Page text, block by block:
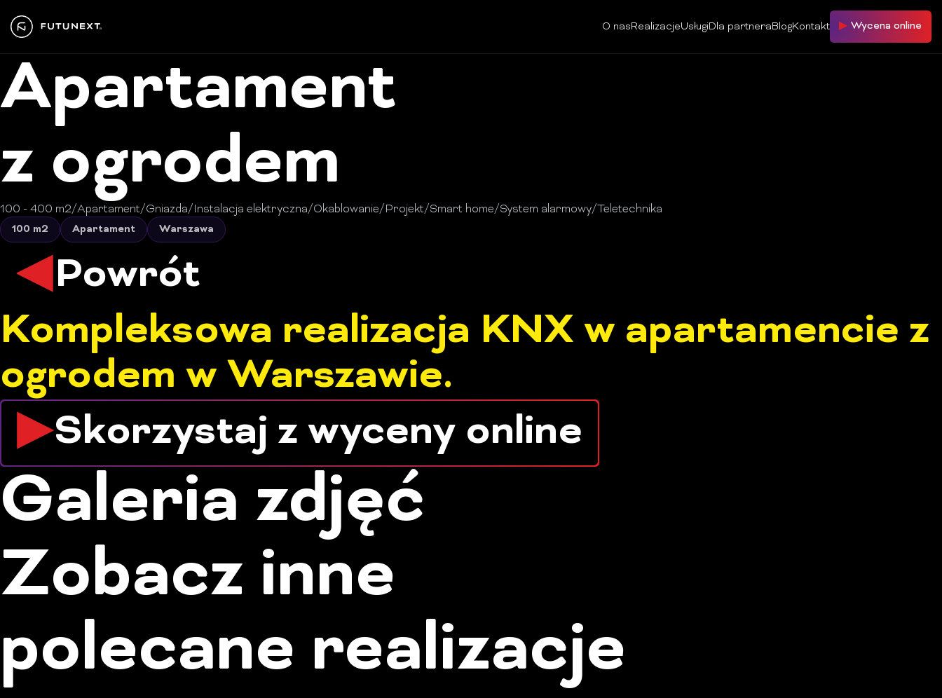
O nasRealizacjeUsługiDla partneraBlogKontakt Wycena online
Apartament
z ogrodem
100 - 400 m2/Apartament/Gniazda/Instalacja elektryczna/Okablowanie/Projekt/Smart home/System alarmowy/Teletechnika
100 m2 Apartament Warszawa
Powrót
Kompleksowa realizacja KNX w apartamencie z
ogrodem w Warszawie.
Skorzystaj z wyceny online
Galeria zdjęć
Zobacz inne
polecane realizacje